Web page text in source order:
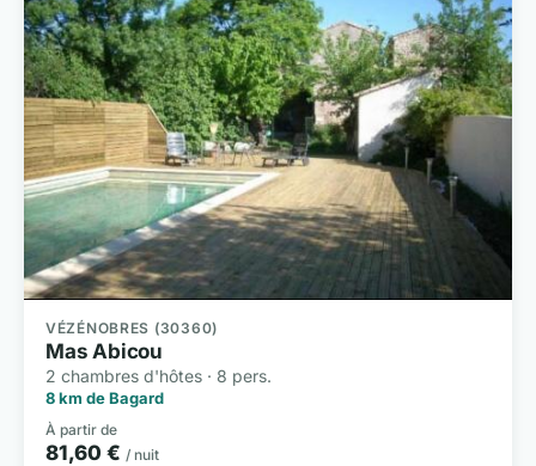
VÉZÉNOBRES (30360)
Mas Abicou
2 chambres d'hôtes · 8 pers.
8 km de Bagard
À partir de
81,60 € / nuit